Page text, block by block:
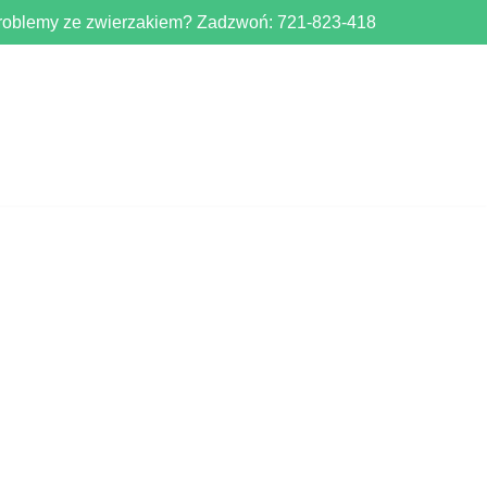
ze zwierzakiem? Zadzwoń: 721-823-418